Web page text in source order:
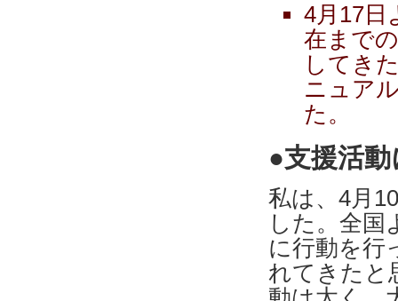
4月17日
在まで
してき
ニュア
た。
●支援活
私は、4月
した。全国
に行動を行
れてきたと